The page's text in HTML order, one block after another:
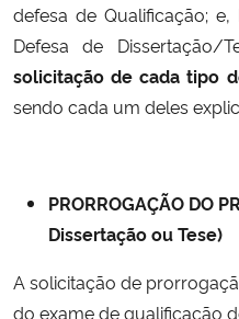
Ministério da Mulher, da Família e
Secretaria-Geral
Gabinete de Segurança Institucional
Banco Central do Brasil
defesa de Qualificação;
Defesa de Dissertação/
solicitação de cada tipo
sendo cada um deles
PRORROGAÇÃO DO
Dissertação ou Tese)
A solicitação de
do exame de qualificação